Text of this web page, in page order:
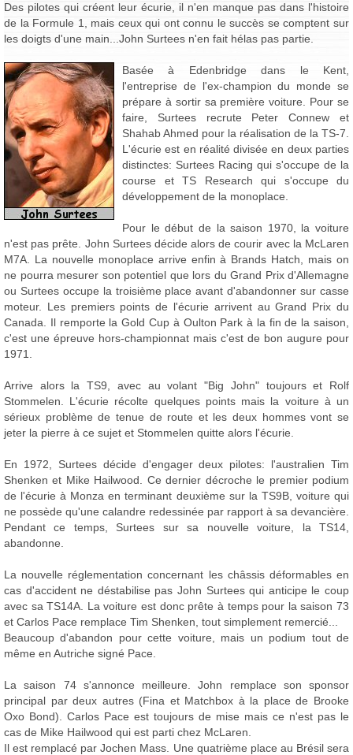
Des pilotes qui créent leur écurie, il n'en manque pas dans l'histoire
de la Formule 1, mais ceux qui ont connu le succès se comptent sur
les doigts d'une main...John Surtees n'en fait hélas pas partie.
Basée à Edenbridge dans le Kent,
l'entreprise de l'ex-champion du monde se
prépare à sortir sa première voiture. Pour se
faire, Surtees recrute Peter Connew et
Shahab Ahmed pour la réalisation de la TS-7.
L'écurie est en réalité divisée en deux parties
distinctes: Surtees Racing qui s'occupe de la
course et TS Research qui s'occupe du
développement de la monoplace.
Pour le début de la saison 1970, la voiture
n'est pas prête. John Surtees décide alors de courir avec la McLaren
M7A. La nouvelle monoplace arrive enfin à Brands Hatch, mais on
ne pourra mesurer son potentiel que lors du Grand Prix d'Allemagne
ou Surtees occupe la troisième place avant d'abandonner sur casse
moteur. Les premiers points de l'écurie arrivent au Grand Prix du
Canada. Il remporte la Gold Cup à Oulton Park à la fin de la saison,
c'est une épreuve hors-championnat mais c'est de bon augure pour
1971.
Arrive alors la TS9, avec au volant "Big John" toujours et Rolf
Stommelen. L'écurie récolte quelques points mais la voiture à un
sérieux problème de tenue de route et les deux hommes vont se
jeter la pierre à ce sujet et Stommelen quitte alors l'écurie.
En 1972, Surtees décide d'engager deux pilotes: l'australien Tim
Shenken et Mike Hailwood. Ce dernier décroche le premier podium
de l'écurie à Monza en terminant deuxième sur la TS9B, voiture qui
ne possède qu'une calandre redessinée par rapport à sa devancière.
Pendant ce temps, Surtees sur sa nouvelle voiture, la TS14,
abandonne.
La nouvelle réglementation concernant les châssis déformables en
cas d'accident ne déstabilise pas John Surtees qui anticipe le coup
avec sa TS14A. La voiture est donc prête à temps pour la saison 73
et Carlos Pace remplace Tim Shenken, tout simplement remercié...
Beaucoup d'abandon pour cette voiture, mais un podium tout de
même en Autriche signé Pace.
La saison 74 s'annonce meilleure. John remplace son sponsor
principal par deux autres (Fina et Matchbox à la place de Brooke
Oxo Bond). Carlos Pace est toujours de mise mais ce n'est pas le
cas de Mike Hailwood qui est parti chez McLaren.
Il est remplacé par Jochen Mass. Une quatrième place au Brésil sera